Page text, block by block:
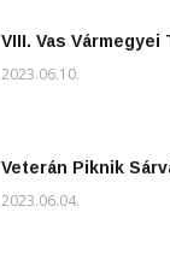
VIII. Vas
2023.06.10.
Veterán Piknik
2023.06.04.